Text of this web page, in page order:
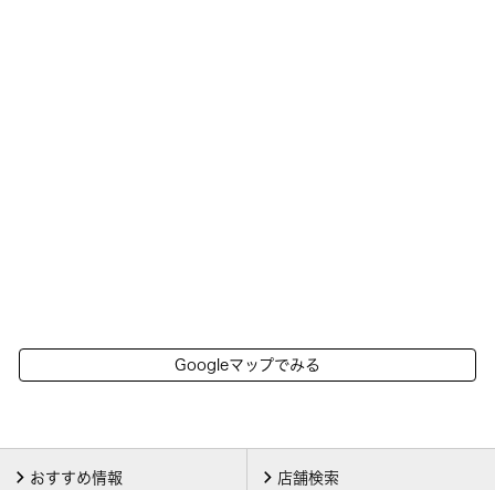
Googleマップでみる
おすすめ情報 店舗検索